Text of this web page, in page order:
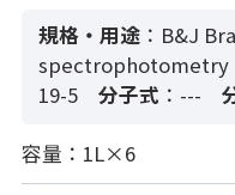
規格・用途 ：B&J
spectrophotometry
19-5
分子式 ：---
容量：1L×6